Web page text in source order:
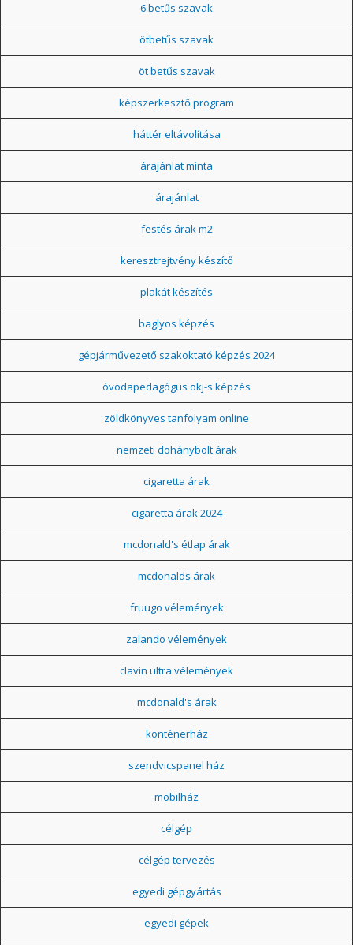
6 betűs szavak
ötbetűs szavak
öt betűs szavak
képszerkesztő program
háttér eltávolítása
árajánlat minta
árajánlat
festés árak m2
keresztrejtvény készítő
plakát készítés
baglyos képzés
gépjárművezető szakoktató képzés 2024
óvodapedagógus okj-s képzés
zöldkönyves tanfolyam online
nemzeti dohánybolt árak
cigaretta árak
cigaretta árak 2024
mcdonald's étlap árak
mcdonalds árak
fruugo vélemények
zalando vélemények
clavin ultra vélemények
mcdonald's árak
konténerház
szendvicspanel ház
mobilház
célgép
célgép tervezés
egyedi gépgyártás
egyedi gépek